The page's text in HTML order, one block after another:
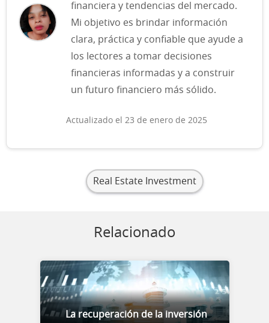
financiera y tendencias del mercado.
Mi objetivo es brindar información
clara, práctica y confiable que ayude a
los lectores a tomar decisiones
financieras informadas y a construir
un futuro financiero más sólido.
Actualizado el 23 de enero de 2025
Real Estate Investment
Relacionado
La recuperación de la inversión